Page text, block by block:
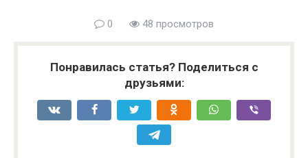
0 48 просмотров
Понравилась статья? Поделиться с
друзьями: